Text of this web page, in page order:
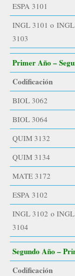
ESPA 3101
INGL 3101 o INGL
3103
Primer Año –
Codificación
BIOL 3062
BIOL 3064
QUIM 3132
QUIM 3134
MATE 3172
ESPA 3102
INGL 3102 o INGL
3104
Segundo Año –
Codificación